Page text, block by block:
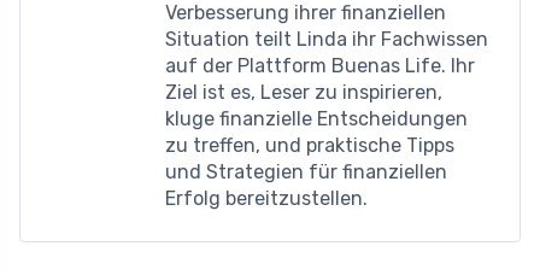
Verbesserung ihrer finanziellen
Situation teilt Linda ihr Fachwissen
auf der Plattform Buenas Life. Ihr
Ziel ist es, Leser zu inspirieren,
kluge finanzielle Entscheidungen
zu treffen, und praktische Tipps
und Strategien für finanziellen
Erfolg bereitzustellen.